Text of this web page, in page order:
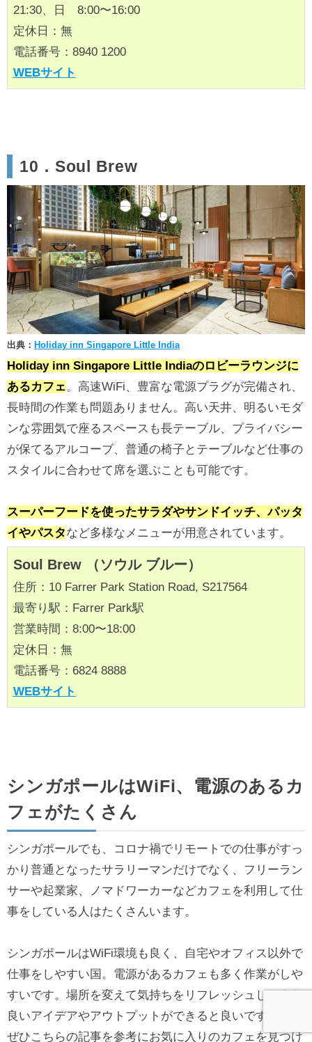
21:30、日 8:00〜16:00
定休日：無
電話番号：8940 1200
WEBサイト
10．Soul Brew
出典： Holiday inn Singapore Little India
Holiday inn Singapore Little Indiaのロビーラウンジに
あるカフェ。高速WiFi、豊富な電源プラグが完備され、
長時間の作業も問題ありません。高い天井、明るいモダ
ンな雰囲気で座るスペースも長テーブル、プライバシー
が保てるアルコーブ、普通の椅子とテーブルなど仕事の
スタイルに合わせて席を選ぶことも可能です。
スーパーフードを使ったサラダやサンドイッチ、パッタ
イやパスタなど多様なメニューが用意されています。
Soul Brew （ソウル ブルー）
住所：10 Farrer Park Station Road, S217564
最寄り駅：Farrer Park駅
営業時間：8:00〜18:00
定休日：無
電話番号：6824 8888
WEBサイト
シンガポールはWiFi、電源のあるカ
フェがたくさん
シンガポールでも、コロナ禍でリモートでの仕事がすっ
かり普通となったサラリーマンだけでなく、フリーラン
サーや起業家、ノマドワーカーなどカフェを利用して仕
事をしている人はたくさんいます。
シンガポールはWiFi環境も良く、自宅やオフィス以外で
仕事をしやすい国。電源があるカフェも多く作業がしや
すいです。場所を変えて気持ちをリフレッシュし、より
良いアイデアやアウトプットができると良いですよね。
ぜひこちらの記事を参考にお気に入りのカフェを見つけ